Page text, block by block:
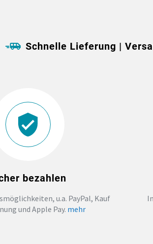
Schnelle Lieferung |
bezahlen
u.a. PayPal, Kauf
und Apple Pay. mehr